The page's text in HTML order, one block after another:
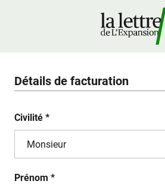
Détails de facturation
Civilité *
Prénom *